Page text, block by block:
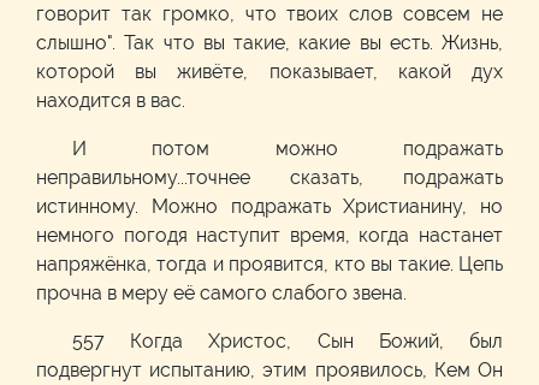
говорит так громко, что твоих слов совсем не
слышно". Так что вы такие, какие вы есть. Жизнь,
которой вы живёте, показывает, какой дух
находится в вас.
И потом можно подражать
неправильному...точнее сказать, подражать
истинному. Можно подражать Христианину, но
немного погодя наступит время, когда настанет
напряжёнка, тогда и проявится, кто вы такие. Цепь
прочна в меру её самого слабого звена.
557 Когда Христос, Сын Божий, был
подвергнут испытанию, этим проявилось, Кем Он